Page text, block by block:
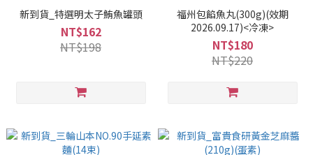
新到貨_特選明太子鮪魚罐頭
NT$162
NT$198
福州包餡魚丸(300g)(效期
2026.09.17)<冷凍>
NT$180
NT$220